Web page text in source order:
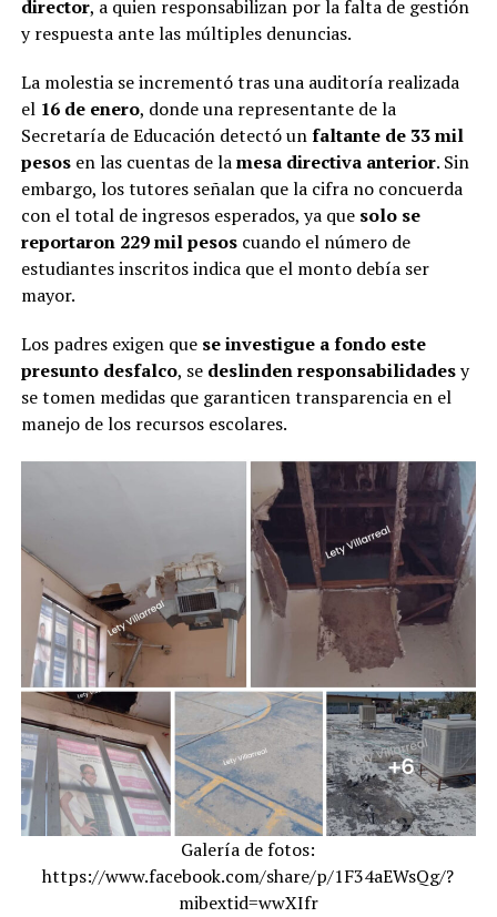
director, a quien responsabilizan por la falta de gestión
y respuesta ante las múltiples denuncias.
La molestia se incrementó tras una auditoría realizada
el 16 de enero, donde una representante de la
Secretaría de Educación detectó unfaltante de 33 mil
pesosen las cuentas de lamesa directiva anterior. Sin
embargo, los tutores señalan que la cifra no concuerda
con el total de ingresos esperados, ya que solo se
reportaron 229 mil pesoscuando el número de
estudiantes inscritos indica que el monto debía ser
mayor.
Los padres exigen que se investigue a fondo este
presunto desfalco, se deslinden responsabilidadesy
se tomen medidas que garanticen transparencia en el
manejo de los recursos escolares.
Galería de fotos:
https://www.facebook.com/share/p/1F34aEWsQg/?
mibextid=wwXIfr